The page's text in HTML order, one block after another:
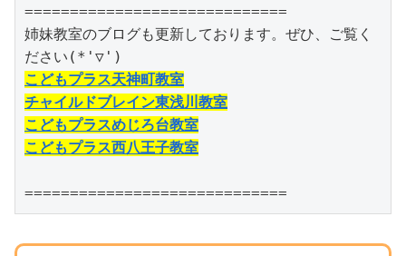
=============================
姉妹教室のブログも更新しております。ぜひ、ご覧く
こどもプラス天神町教室
チャイルドブレイン東浅川教室
こどもプラスめじろ台教室
こどもプラス西八王子教室
=============================